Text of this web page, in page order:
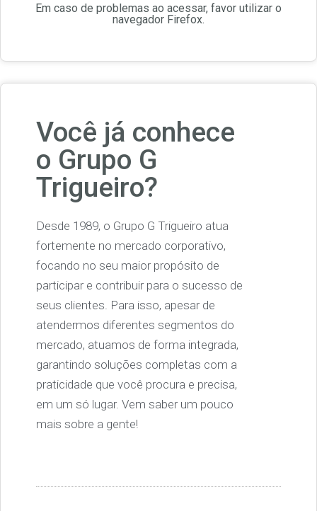
Em caso de problemas ao acessar, favor utilizar o
navegador Firefox.
Você já conhece
o Grupo G
Trigueiro?
Desde 1989, o Grupo G Trigueiro atua
fortemente no mercado corporativo,
focando no seu maior propósito de
participar e contribuir para o sucesso de
seus clientes. Para isso, apesar de
atendermos diferentes segmentos do
mercado, atuamos de forma integrada,
garantindo soluções completas com a
praticidade que você procura e precisa,
em um só lugar. Vem saber um pouco
mais sobre a gente!